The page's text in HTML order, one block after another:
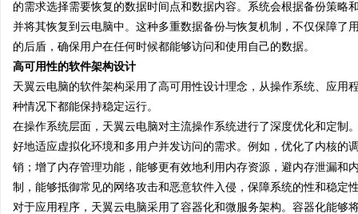
的需求选择需要恢复的数据时间点和数据内容。系统会根据备份策
并将其恢复到云电脑中。这种多重数据备份与恢复机制，不仅保障
的后盾，确保用户在任何时候都能够访问和使用自己的数据。
高可用性的软件架构设计
天翼云电脑的软件架构采用了高可用性设计理念，从操作系统、应
种情况下都能保持稳定运行。
在操作系统层面，天翼云电脑对主流操作系统进行了深度优化和定
好地适应虚拟化环境和多用户并发访问的需求。例如，优化了内核的
销；增了内存管理功能，能够更有效地利用内存资源，避内存泄漏和
制，能够抵御常见的网络攻击和恶意软件入侵，保障系统的性和稳定
对于应用程序，天翼云电脑采用了容器化和微服务架构。容器化能